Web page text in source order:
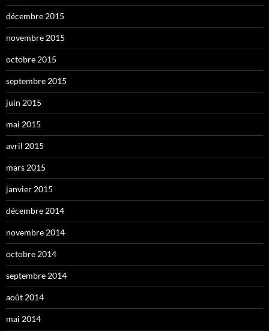
décembre 2015
novembre 2015
octobre 2015
septembre 2015
juin 2015
mai 2015
avril 2015
mars 2015
janvier 2015
décembre 2014
novembre 2014
octobre 2014
septembre 2014
août 2014
mai 2014